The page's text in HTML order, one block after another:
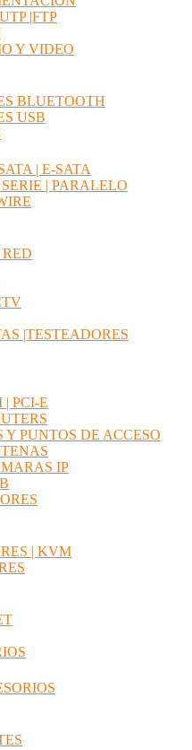
|FTP
Y VIDEO
BLUETOOTH
USB
| E-SATA
| PARALELO
|TESTEADORES
| PCI-E
Y PUNTOS DE ACCESO
IP
| KVM